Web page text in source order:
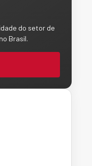
do setor de
Brasil.